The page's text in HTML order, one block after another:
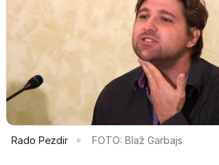
Rado Pezdir FOTO: Blaž Garbajs